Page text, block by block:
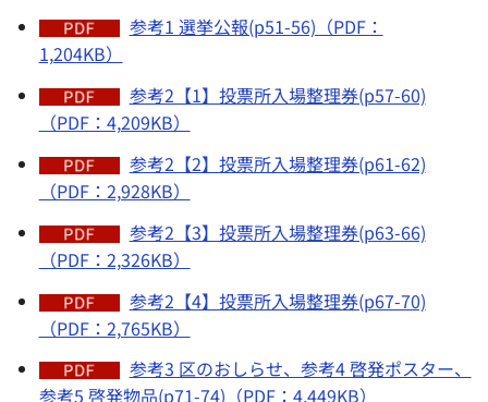
参考1 選挙公報(p51-56)（PDF：
1,204KB）
参考2【1】投票所入場整理券(p57-60)
（PDF：4,209KB）
参考2【2】投票所入場整理券(p61-62)
（PDF：2,928KB）
参考2【3】投票所入場整理券(p63-66)
（PDF：2,326KB）
参考2【4】投票所入場整理券(p67-70)
（PDF：2,765KB）
参考3 区のおしらせ、参考4 啓発ポスター、
参考5 啓発物品(p71-74)（PDF：4,449KB）